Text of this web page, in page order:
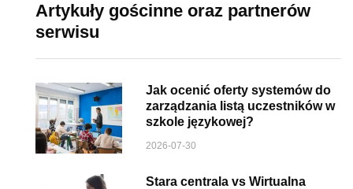
Artykuły gościnne oraz partnerów
serwisu
Jak ocenić oferty systemów do
zarządzania listą uczestników w
szkole językowej?
2026-07-30
Stara centrala vs Wirtualna